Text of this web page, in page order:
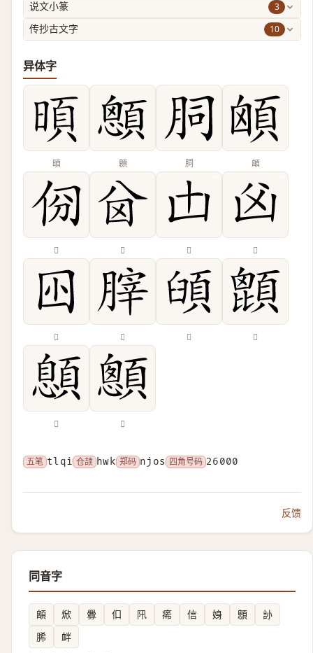
说文小篆 3
传抄古文字 10
异体字
暊 顖 䏤 䪿
𠈀 𠔋 𠙷 𠚁
𡆧 𦞤 𩒦 𩔙
𩔨 𩕄
五笔 tlqi 仓颉 hwk 郑码 njos 四角号码 26000
反馈
同音字
䪿 焮 釁 㐰 阠 㾙 信 㛛 顖
䚱
脪
衅